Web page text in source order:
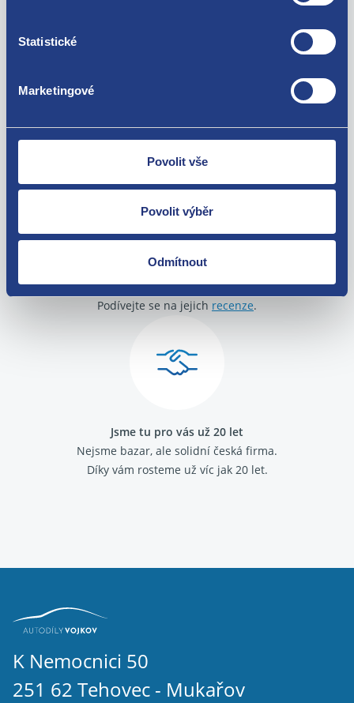
Statistické
Marketingové
Povolit vše
Povolit výběr
Odmítnout
zakoupení. Nebo vám pošleme náhradu.
O své zákazníky se staráme
Máme tisíce spokojených zákazníků.
Podívejte se na jejich recenze.
Jsme tu pro vás už 20 let
Nejsme bazar, ale solidní česká firma.
Díky vám rosteme už víc jak 20 let.
K Nemocnici 50
251 62 Tehovec - Mukařov